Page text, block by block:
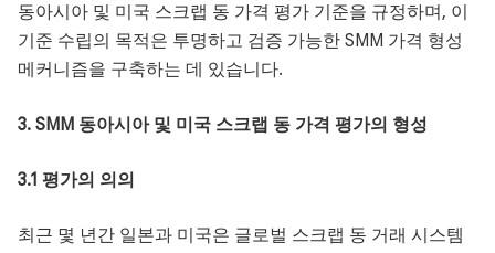
동아시아 및 미국 스크랩 동 가격 평가 기준을 규정하며, 이
기준 수립의 목적은 투명하고 검증 가능한 SMM 가격 형성
메커니즘을 구축하는 데 있습니다.
3. SMM 동아시아 및 미국 스크랩 동 가격 평가의 형성
3.1 평가의 의의
최근 몇 년간 일본과 미국은 글로벌 스크랩 동 거래 시스템